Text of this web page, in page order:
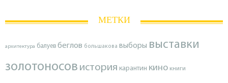
МЕТКИ
архитектура балуев беглов большакова выборы выставки
золотоносов история карантин кино книги